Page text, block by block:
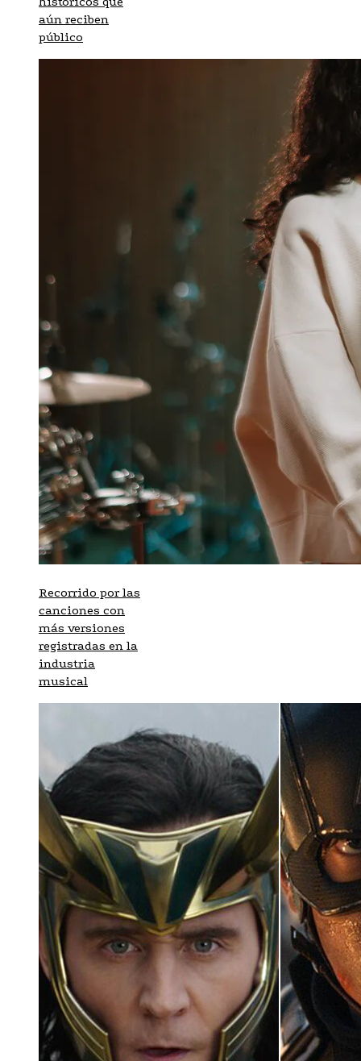
aún reciben
público
Recorrido por las
canciones con
más versiones
registradas en la
industria
musical